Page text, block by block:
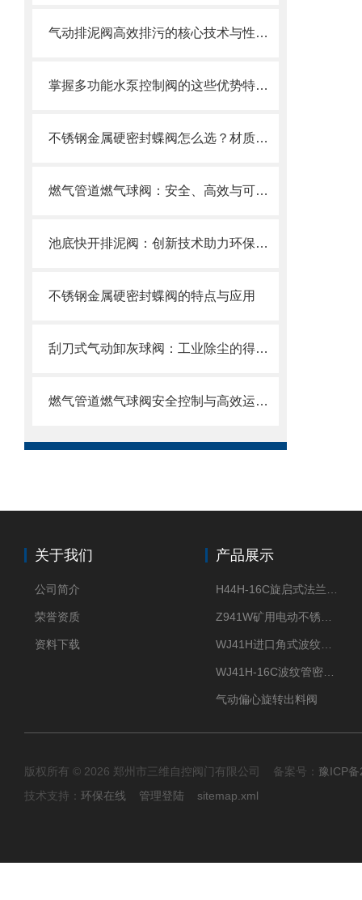
气动排泥阀高效排污的核心技术与性能解析
掌握多功能水泵控制阀的这些优势特点很重要！
不锈钢金属硬密封蝶阀怎么选？材质、压力、温度一文搞定选购指南
燃气管道燃气球阀：安全、高效与可靠的燃气控制
池底快开排泥阀：创新技术助力环保产业
不锈钢金属硬密封蝶阀的特点与应用
刮刀式气动卸灰球阀：工业除尘的得力助手
燃气管道燃气球阀安全控制与高效运行的“核心开关”
关于我们
公司简介
荣誉资质
资料下载
产品展示
气动偏心旋转出料阀
版权所有 © 2026 郑州市三维自控阀门有限公司 备案号： 豫ICP
技术支持： 环保在线 管理登陆 sitemap.xml